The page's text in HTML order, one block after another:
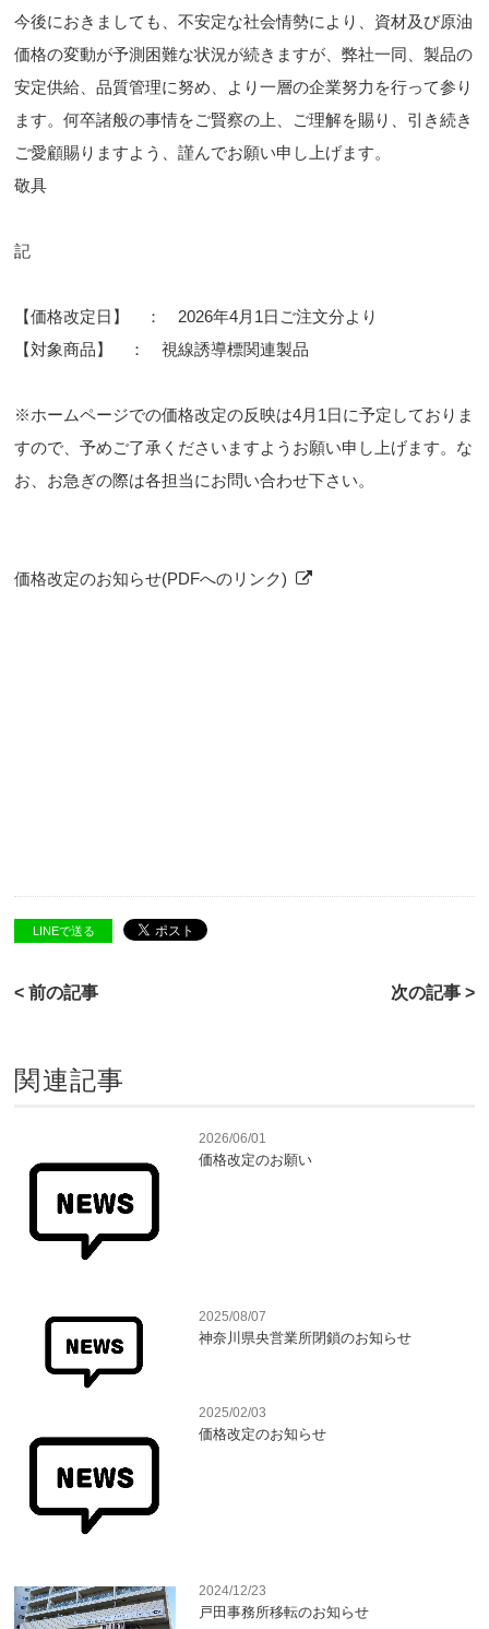
今後におきましても、不安定な社会情勢により、資材及び原油
価格の変動が予測困難な状況が続きますが、弊社一同、製品の
安定供給、品質管理に努め、より一層の企業努力を行って参り
ます。何卒諸般の事情をご賢察の上、ご理解を賜り、引き続き
ご愛顧賜りますよう、謹んでお願い申し上げます。
敬具
記
【価格改定日】 ： 2026年4月1日ご注文分より
【対象商品】 ： 視線誘導標関連製品
※ホームページでの価格改定の反映は4月1日に予定しておりま
すので、予めご了承くださいますようお願い申し上げます。な
お、お急ぎの際は各担当にお問い合わせ下さい。
価格改定のお知らせ(PDFへのリンク)
LINEで送る
< 前の記事 次の記事 >
関連記事
2026/06/01
価格改定のお願い
2025/08/07
神奈川県央営業所閉鎖のお知らせ
2025/02/03
価格改定のお知らせ
2024/12/23
戸田事務所移転のお知らせ